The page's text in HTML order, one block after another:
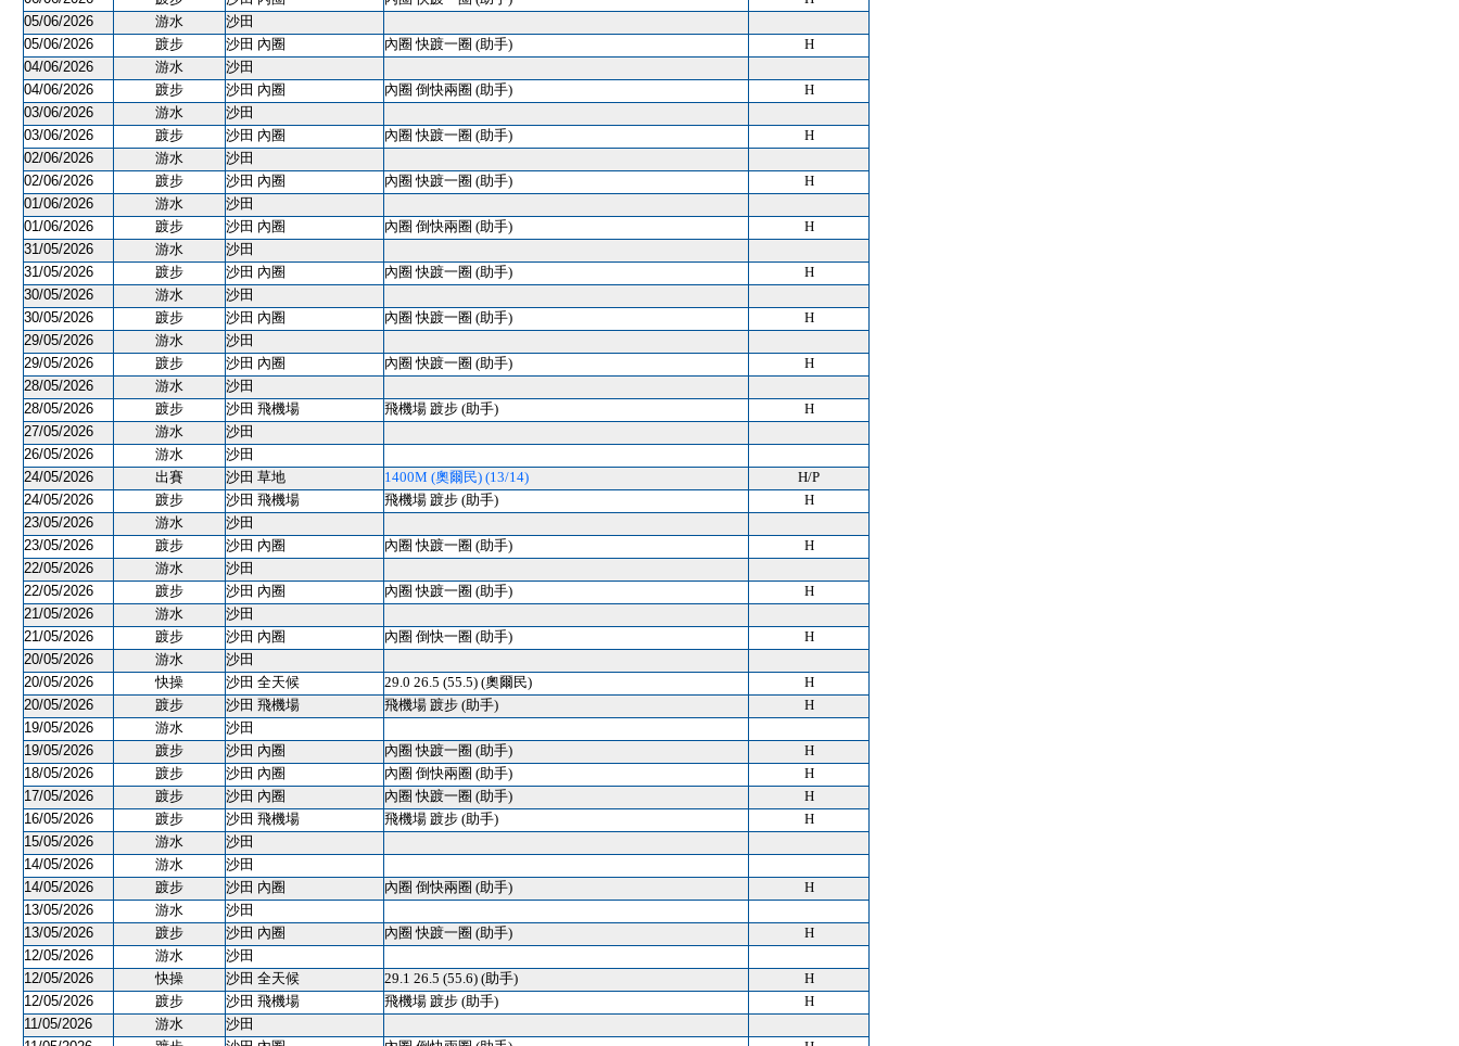
05/06/2026
游水
沙田
05/06/2026
踱步 沙田 內圈 內圈 快踱一圈 (助手)
H
04/06/2026
游水
沙田
04/06/2026
踱步 沙田 內圈 內圈 倒快兩圈 (助手)
H
03/06/2026
游水
沙田
03/06/2026
踱步 沙田 內圈 內圈 快踱一圈 (助手)
H
02/06/2026
游水
沙田
02/06/2026
踱步 沙田 內圈 內圈 快踱一圈 (助手)
H
01/06/2026
游水
沙田
01/06/2026
踱步 沙田 內圈 內圈 倒快兩圈 (助手)
H
31/05/2026
游水
沙田
31/05/2026
踱步 沙田 內圈 內圈 快踱一圈 (助手)
H
30/05/2026
游水
沙田
30/05/2026
踱步 沙田 內圈 內圈 快踱一圈 (助手)
H
29/05/2026
游水
沙田
29/05/2026
踱步 沙田 內圈 內圈 快踱一圈 (助手)
H
28/05/2026
游水
沙田
28/05/2026
踱步 沙田 飛機場 飛機場 踱步 (助手)
H
27/05/2026
游水
沙田
26/05/2026
游水
沙田
24/05/2026
出賽 沙田 草地 1400M (奧爾民) (13/14)
H/P
24/05/2026
踱步 沙田 飛機場 飛機場 踱步 (助手)
H
23/05/2026
游水
沙田
23/05/2026
踱步 沙田 內圈 內圈 快踱一圈 (助手)
H
22/05/2026
游水
沙田
22/05/2026
踱步 沙田 內圈 內圈 快踱一圈 (助手)
H
21/05/2026
游水
沙田
21/05/2026
踱步 沙田 內圈 內圈 倒快一圈 (助手)
H
20/05/2026
游水
沙田
20/05/2026
快操 沙田 全天候 29.0 26.5 (55.5) (奧爾民)
H
20/05/2026
踱步 沙田 飛機場 飛機場 踱步 (助手)
H
19/05/2026
游水
沙田
19/05/2026
踱步 沙田 內圈 內圈 快踱一圈 (助手)
H
18/05/2026
踱步 沙田 內圈 內圈 倒快兩圈 (助手)
H
17/05/2026
踱步 沙田 內圈 內圈 快踱一圈 (助手)
H
16/05/2026
踱步 沙田 飛機場 飛機場 踱步 (助手)
H
15/05/2026
游水
沙田
14/05/2026
游水
沙田
14/05/2026
踱步 沙田 內圈 內圈 倒快兩圈 (助手)
H
13/05/2026
游水
沙田
13/05/2026
踱步 沙田 內圈 內圈 快踱一圈 (助手)
H
12/05/2026
游水
沙田
12/05/2026
快操 沙田 全天候 29.1 26.5 (55.6) (助手)
H
12/05/2026
踱步 沙田 飛機場 飛機場 踱步 (助手)
H
11/05/2026
游水
沙田